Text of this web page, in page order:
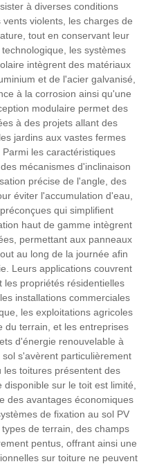
à diverses conditions
violents, les charges de
tout en conservant leur
les systèmes
intègrent des matériaux
et de l'acier galvanisé,
à la corrosion ainsi qu'une
modulaire permet des
à des projets allant des
jardins aux vastes fermes
les caractéristiques
mécanismes d'inclinaison
précise de l'angle, des
éviter l'accumulation d'eau,
qui simplifient
haut de gamme intègrent
permettant aux panneaux
au long de la journée afin
Leurs applications couvrent
les propriétés résidentielles
installations commerciales
les exploitations agricoles
du terrain, et les entreprises
d'énergie renouvelable à
s'avèrent particulièrement
les toitures présentent des
sur le toit est limité,
des avantages économiques
de fixation au sol PV
de terrain, des champs
pentus, offrant ainsi une
sur toiture ne peuvent